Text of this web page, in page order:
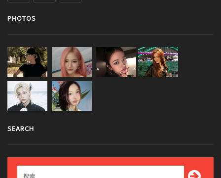
PHOTOS
SEARCH